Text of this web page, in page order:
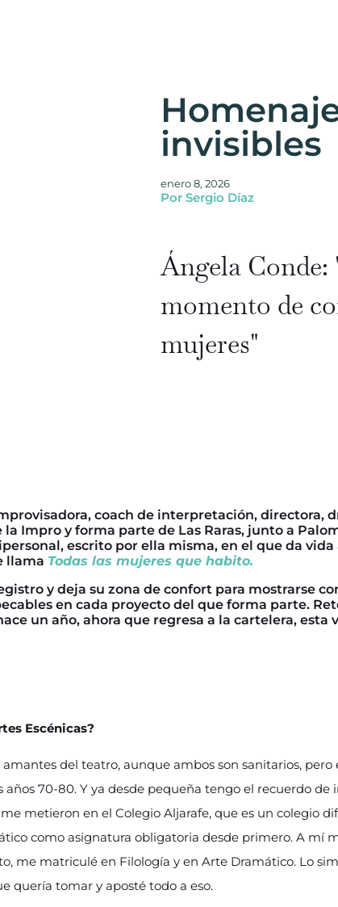
invisibles
enero 8, 2026
Por Sergio Díaz
Ángela
momento de
mujeres"
coach de interpretación, directora,
Impro y forma parte de Las Raras, junto a
escrito por ella misma, en el que da vida
llama Todas las mujeres que habito.
y deja su zona de confort para mostrarse
en cada proyecto del que forma parte.
un año, ahora que regresa a la cartelera, esta
Escénicas?
del teatro, aunque ambos son sanitarios, pero
70-80. Y ya desde pequeña tengo el recuerdo de
metieron en el Colegio Aljarafe, que es un colegio
como asignatura obligatoria desde primero. A mí
me matriculé en Filología y en Arte Dramático. Lo
quería tomar y aposté todo a eso.